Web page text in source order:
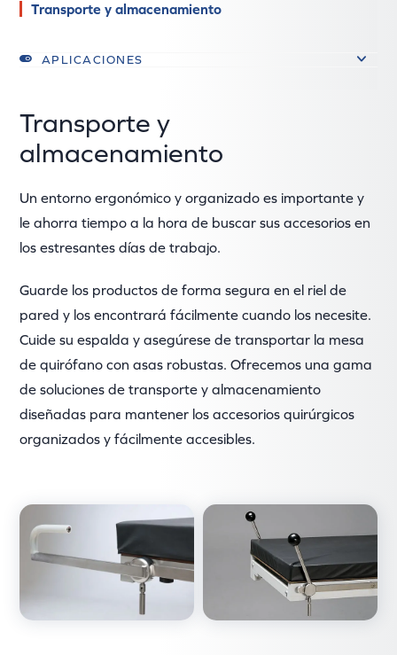
Transporte y almacenamiento
APLICACIONES
Transporte y
almacenamiento
Un entorno ergonómico y organizado es importante y
le ahorra tiempo a la hora de buscar sus accesorios en
los estresantes días de trabajo.
Guarde los productos de forma segura en el riel de
pared y los encontrará fácilmente cuando los necesite.
Cuide su espalda y asegúrese de transportar la mesa
de quirófano con asas robustas. Ofrecemos una gama
de soluciones de transporte y almacenamiento
diseñadas para mantener los accesorios quirúrgicos
organizados y fácilmente accesibles.